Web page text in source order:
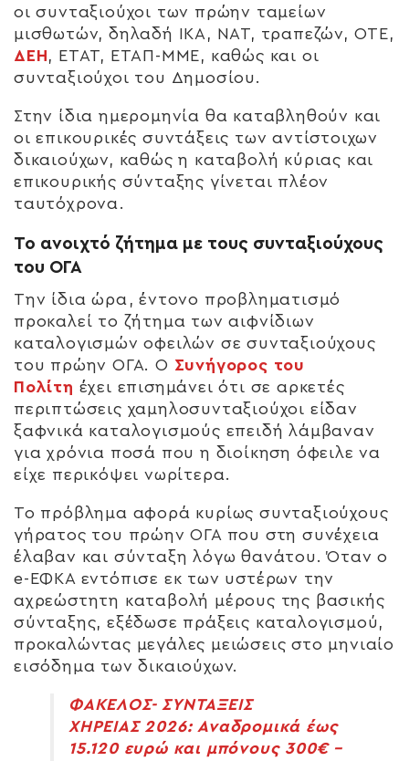
οι συνταξιούχοι των πρώην ταμείων
μισθωτών, δηλαδή ΙΚΑ, ΝΑΤ, τραπεζών, ΟΤΕ,
ΔΕΗ, ΕΤΑΤ, ΕΤΑΠ-ΜΜΕ, καθώς και οι
συνταξιούχοι του Δημοσίου.
Στην ίδια ημερομηνία θα καταβληθούν και
οι επικουρικές συντάξεις των αντίστοιχων
δικαιούχων, καθώς η καταβολή κύριας και
επικουρικής σύνταξης γίνεται πλέον
ταυτόχρονα.
Το ανοιχτό ζήτημα με τους συνταξιούχους
του ΟΓΑ
Την ίδια ώρα, έντονο προβληματισμό
προκαλεί το ζήτημα των αιφνίδιων
καταλογισμών οφειλών σε συνταξιούχους
του πρώην ΟΓΑ. Ο Συνήγορος του
Πολίτη έχει επισημάνει ότι σε αρκετές
περιπτώσεις χαμηλοσυνταξιούχοι είδαν
ξαφνικά καταλογισμούς επειδή λάμβαναν
για χρόνια ποσά που η διοίκηση όφειλε να
είχε περικόψει νωρίτερα.
Το πρόβλημα αφορά κυρίως συνταξιούχους
γήρατος του πρώην ΟΓΑ που στη συνέχεια
έλαβαν και σύνταξη λόγω θανάτου. Όταν ο
e-ΕΦΚΑ εντόπισε εκ των υστέρων την
αχρεώστητη καταβολή μέρους της βασικής
σύνταξης, εξέδωσε πράξεις καταλογισμού,
προκαλώντας μεγάλες μειώσεις στο μηνιαίο
εισόδημα των δικαιούχων.
ΦΑΚΕΛΟΣ- ΣΥΝΤΑΞΕΙΣ
ΧΗΡΕΙΑΣ 2026: Αναδρομικά έως
15.120 ευρώ και μπόνους 300€ –